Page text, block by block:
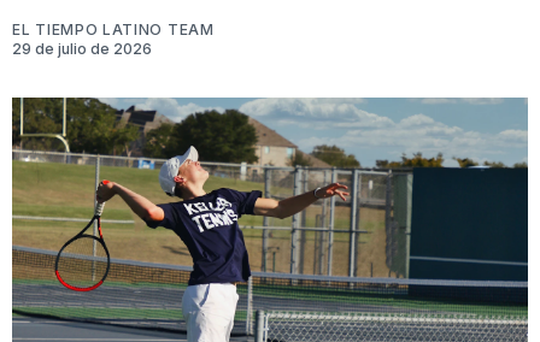
EL TIEMPO LATINO TEAM
29 de julio de 2026